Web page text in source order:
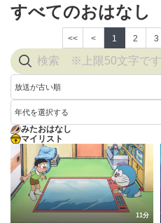
すべてのおはなし
<< < 1 2 3
放送が古い順
放送が古い順
放送が新しい順
配信が古い順
配信が新しい順
年代を選択する
すべて
2005年
2006年
2007年
みたおはなし
マイリスト
11分